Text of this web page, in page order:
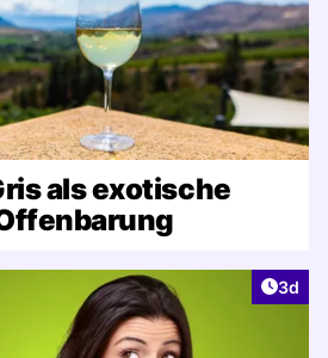
als exotische
3d